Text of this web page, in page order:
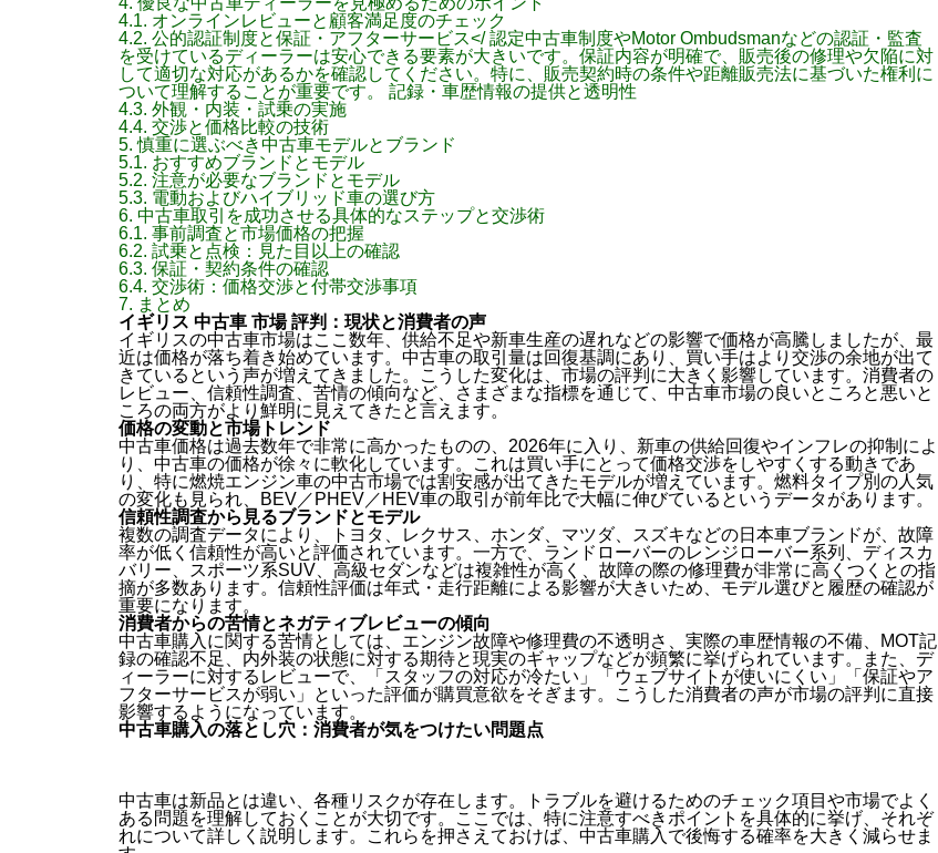
4.1. オンラインレビューと顧客満足度のチェック
4.2. 公的認証制度と保証・アフターサービス</ 認定中古車制度やMotor Ombudsmanなどの認証・監査
を受けているディーラーは安心できる要素が大きいです。保証内容が明確で、販売後の修理や欠陥に対
して適切な対応があるかを確認してください。特に、販売契約時の条件や距離販売法に基づいた権利に
ついて理解することが重要です。 記録・車歴情報の提供と透明性
4.3. 外観・内装・試乗の実施
4.4. 交渉と価格比較の技術
5. 慎重に選ぶべき中古車モデルとブランド
5.1. おすすめブランドとモデル
5.2. 注意が必要なブランドとモデル
5.3. 電動およびハイブリッド車の選び方
6. 中古車取引を成功させる具体的なステップと交渉術
6.1. 事前調査と市場価格の把握
6.2. 試乗と点検：見た目以上の確認
6.3. 保証・契約条件の確認
6.4. 交渉術：価格交渉と付帯交渉事項
7. まとめ
イギリス 中古車 市場 評判：現状と消費者の声
イギリスの中古車市場はここ数年、供給不足や新車生産の遅れなどの影響で価格が高騰しましたが、最
近は価格が落ち着き始めています。中古車の取引量は回復基調にあり、買い手はより交渉の余地が出て
きているという声が増えてきました。こうした変化は、市場の評判に大きく影響しています。消費者の
レビュー、信頼性調査、苦情の傾向など、さまざまな指標を通じて、中古車市場の良いところと悪いと
ころの両方がより鮮明に見えてきたと言えます。
価格の変動と市場トレンド
中古車価格は過去数年で非常に高かったものの、2026年に入り、新車の供給回復やインフレの抑制によ
り、中古車の価格が徐々に軟化しています。これは買い手にとって価格交渉をしやすくする動きであ
り、特に燃焼エンジン車の中古市場では割安感が出てきたモデルが増えています。燃料タイプ別の人気
の変化も見られ、BEV／PHEV／HEV車の取引が前年比で大幅に伸びているというデータがあります。
信頼性調査から見るブランドとモデル
複数の調査データにより、トヨタ、レクサス、ホンダ、マツダ、スズキなどの日本車ブランドが、故障
率が低く信頼性が高いと評価されています。一方で、ランドローバーのレンジローバー系列、ディスカ
バリー、スポーツ系SUV、高級セダンなどは複雑性が高く、故障の際の修理費が非常に高くつくとの指
摘が多数あります。信頼性評価は年式・走行距離による影響が大きいため、モデル選びと履歴の確認が
重要になります。
消費者からの苦情とネガティブレビューの傾向
中古車購入に関する苦情としては、エンジン故障や修理費の不透明さ、実際の車歴情報の不備、MOT記
録の確認不足、内外装の状態に対する期待と現実のギャップなどが頻繁に挙げられています。また、デ
ィーラーに対するレビューで、「スタッフの対応が冷たい」「ウェブサイトが使いにくい」「保証やア
フターサービスが弱い」といった評価が購買意欲をそぎます。こうした消費者の声が市場の評判に直接
影響するようになっています。
中古車購入の落とし穴：消費者が気をつけたい問題点
中古車は新品とは違い、各種リスクが存在します。トラブルを避けるためのチェック項目や市場でよく
ある問題を理解しておくことが大切です。ここでは、特に注意すべきポイントを具体的に挙げ、それぞ
れについて詳しく説明します。これらを押さえておけば、中古車購入で後悔する確率を大きく減らせま